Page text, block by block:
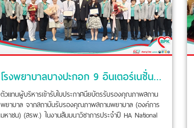
โรงพยาบาลบางปะกอก 9 อินเตอร์เนชั่นแนลรับใบประกาศนียบัตรรับรองคุณภาพสถานพยาบาล จากสถาบันรับรองคุณภาพสถานพยาบาล (องค์การมหาชน) (สรพ.)
ตัวแทนผู้บริหารเข้ารับใบประกาศนียบัตรรับรองคุณภาพสถาน
พยาบาล จากสถาบันรับรองคุณภาพสถานพยาบาล (องค์การ
มหาชน) (สรพ.) ในงานสัมมนาวิชาการประจำปี HA National